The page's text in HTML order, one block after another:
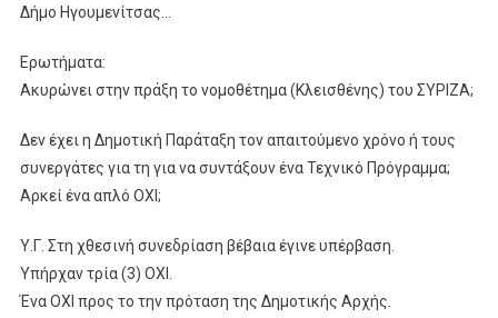
Δήμο Ηγουμενίτσας…
Ερωτήματα:
Ακυρώνει στην πράξη το νομοθέτημα (Κλεισθένης) του ΣΥΡΙΖΑ;
Δεν έχει η Δημοτική Παράταξη τον απαιτούμενο χρόνο ή τους
συνεργάτες για τη για να συντάξουν ένα Τεχνικό Πρόγραμμα;
Αρκεί ένα απλό ΟΧΙ;
Υ.Γ. Στη χθεσινή συνεδρίαση βέβαια έγινε υπέρβαση.
Υπήρχαν τρία (3) ΟΧΙ.
Ένα ΟΧΙ προς το την πρόταση της Δημοτικής Αρχής.